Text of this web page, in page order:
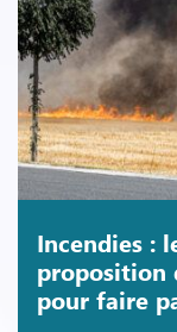
Incendies :
proposition
pour faire